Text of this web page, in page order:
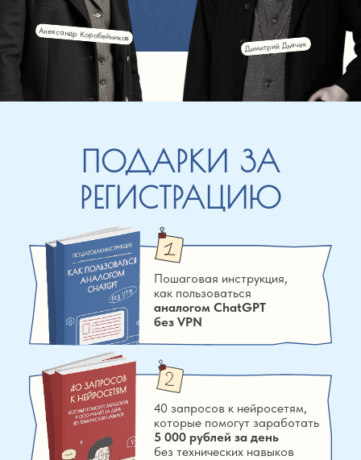
Александр Коробейников
Димитрий Дьячек
ПОДАРКИ ЗА
РЕГИСТРАЦИЮ
Пошаговая инструкция,
как пользоваться
аналогом СhatGPT
без VPN
40 запросов к нейросетям,
которые помогут заработать
5 000 рублей за день
без технических навыков